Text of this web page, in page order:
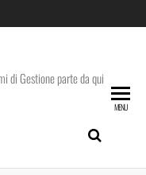
di Gestione parte da qui
MENU